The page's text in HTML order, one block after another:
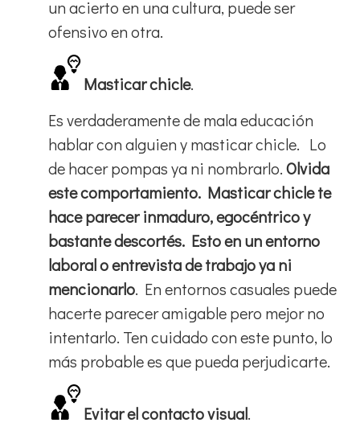
un acierto en una cultura, puede ser
ofensivo en otra.
Masticar chicle.
Es verdaderamente de mala educación
hablar con alguien y masticar chicle. Lo
de hacer pompas ya ni nombrarlo.Olvida
este comportamiento. Masticar chicle te
hace parecer inmaduro, egocéntrico y
bastante descortés. Esto en un entorno
laboral o entrevista de trabajo ya ni
mencionarlo. En entornos casuales puede
hacerte parecer amigable pero mejor no
intentarlo. Ten cuidado con este punto, lo
más probable es que pueda perjudicarte.
Evitar el contacto visual.